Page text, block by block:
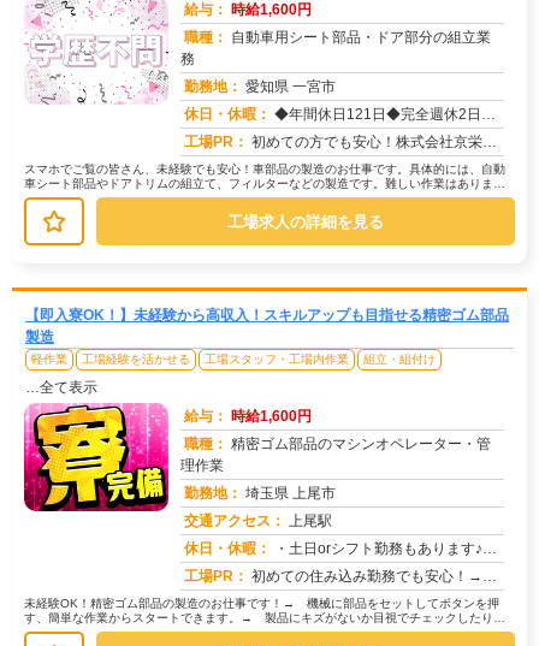
給与： 時給1,600円
職種： 自動車用シート部品・ドア部分の組立業
務
勤務地： 愛知県 一宮市
休日・休暇： ◆年間休日121日◆完全週休2日制（土曜日、日曜日）◆GW◆夏季◆年末年始休暇 ◆年次有給休暇
工場PR： 初めての方でも安心！株式会社京栄センターで新しい一歩を踏み出しませんか？→ 未経験者多数活躍中！経験やスキルは問い...
スマホでご覧の皆さん、未経験でも安心！車部品の製造のお仕事です。具体的には、自動
車シート部品やドアトリムの組立て、フィルターなどの製造です。難しい作業はありませ
ん。丁寧に指導しますので、未経験の...
工場求人の詳細を見る
【即入寮OK！】未経験から高収入！スキルアップも目指せる精密ゴム部品
製造
軽作業 工場経験を活かせる 工場スタッフ・工場内作業 組立・組付け
…全て表示
給与： 時給1,600円
職種： 精密ゴム部品のマシンオペレーター・管
理作業
勤務地： 埼玉県 上尾市
交通アクセス： 上尾駅
休日・休暇：
・土日orシフト勤務もあります♪・長期休暇（GW・夏季・年末年始休暇あり）※会社カレンダーあり※祝日も平日と同様の...
工場PR： 初めての住み込み勤務でも安心！→家具付き寮が初期費用0円で利用可能！ お財布にも優しい環境です。→専属スタッフが...
未経験OK！精密ゴム部品の製造のお仕事です！→ 機械に部品をセットしてボタンを押
す、簡単な作業からスタートできます。→ 製品にキズがないか目視でチェックしたり、
部品を決められた場所に置いたりする...